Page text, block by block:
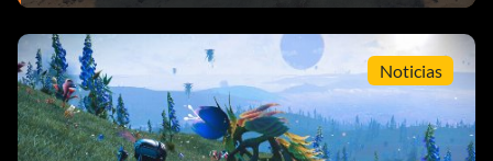
Noticias